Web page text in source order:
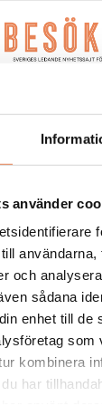
använder
och
sådana
enhet till de
som
kombinera
har
du
tryckta
ges
ANSVARIG
Jonas